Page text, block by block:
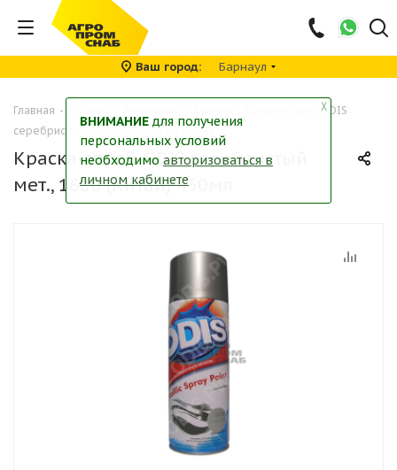
Ваш город Барнаул
Главная -
Краска-спрей ODIS
серебристый мет., 1680 (Китай) 450мл
Краска-спрей ODIS серебристый
мет., 1680 (Китай) 450мл
╳
ВНИМАНИЕ для получения
персональных условий
необходимо авторизоваться в
личном кабинете